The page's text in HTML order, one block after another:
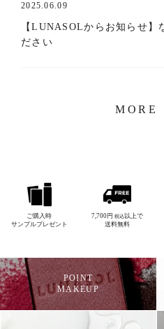
2025.06.09
【LUNASOLからお知らせ】
ださい
MORE
ご購入時
サンプルプレゼント
7,700円 税込以上で
送料無料
POINT
MAKEUP